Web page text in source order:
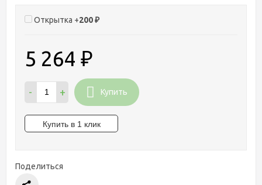
Открытка +200₽
5 264 ₽
- + Купить
Поделиться